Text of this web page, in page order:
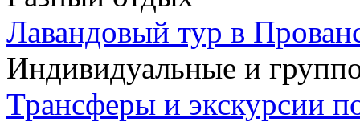
Лавандовый тур в
Индивидуальные и
Трансферы и экскурсии